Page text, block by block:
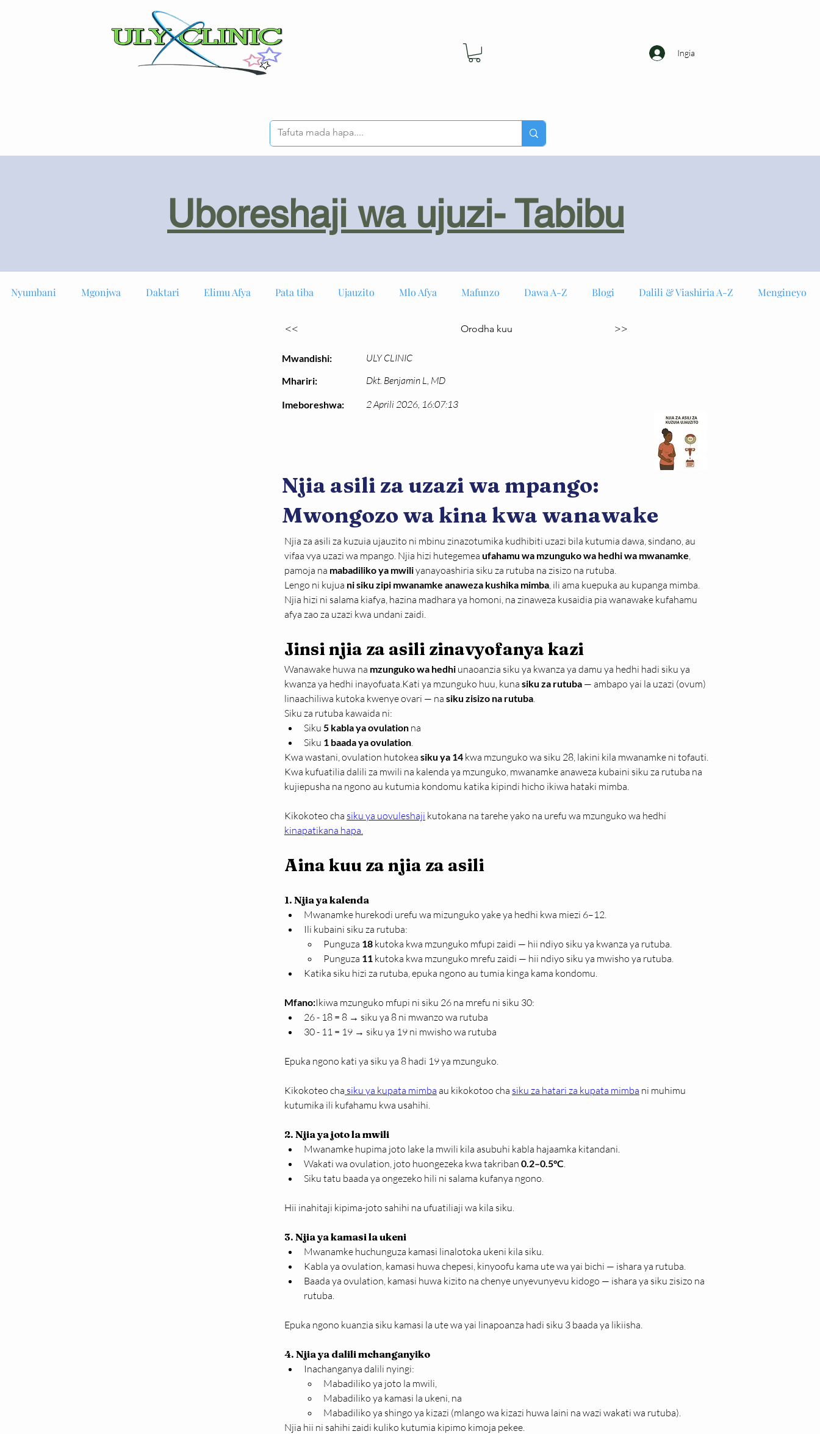
Ingia
Uboreshaji wa ujuzi- Tabibu
Nyumbani Mgonjwa Daktari Elimu Afya Pata tiba Ujauzito Mlo Afya Mafunzo Dawa A-Z Blogi Dalili & Viashiria A-Z Mengineyo
<<
Mwandishi:
Mhariri:
Imeboreshwa:
Orodha kuu >>
ULY CLINIC
Dkt. Benjamin L, MD
2 Aprili 2026, 16:07:13
Njia asili za uzazi wa mpango:
Mwongozo wa kina kwa wanawake
Njia za asili za kuzuia ujauzito ni mbinu zinazotumika kudhibiti uzazi bila kutumia dawa, sindano, au
vifaa vya uzazi wa mpango. Njia hizi hutegemea ufahamu wa mzunguko wa hedhi wa mwanamke,
pamoja na mabadiliko ya mwili yanayoashiria siku za rutuba na zisizo na rutuba.
Lengo ni kujua ni siku zipi mwanamke anaweza kushika mimba, ili ama kuepuka au kupanga mimba.
Njia hizi ni salama kiafya, hazina madhara ya homoni, na zinaweza kusaidia pia wanawake kufahamu
afya zao za uzazi kwa undani zaidi.
Jinsi njia za asili zinavyofanya kazi
Wanawake huwa na mzunguko wa hedhi unaoanzia siku ya kwanza ya damu ya hedhi hadi siku ya
kwanza ya hedhi inayofuata.Kati ya mzunguko huu, kuna siku za rutuba — ambapo yai la uzazi (ovum)
linaachiliwa kutoka kwenye ovari — na siku zisizo na rutuba.
Siku za rutuba kawaida ni:
Siku 5 kabla ya ovulation na
Siku 1 baada ya ovulation.
Kwa wastani, ovulation hutokea siku ya 14 kwa mzunguko wa siku 28, lakini kila mwanamke ni tofauti.
Kwa kufuatilia dalili za mwili na kalenda ya mzunguko, mwanamke anaweza kubaini siku za rutuba na
kujiepusha na ngono au kutumia kondomu katika kipindi hicho ikiwa hataki mimba.
Kikokoteo cha siku ya uovuleshaji kutokana na tarehe yako na urefu wa mzunguko wa hedhi
kinapatikana hapa.
Aina kuu za njia za asili
1. Njia ya kalenda
Mwanamke hurekodi urefu wa mizunguko yake ya hedhi kwa miezi 6–12.
Ili kubaini siku za rutuba:
Punguza 18 kutoka kwa mzunguko mfupi zaidi — hii ndiyo siku ya kwanza ya rutuba.
Punguza 11 kutoka kwa mzunguko mrefu zaidi — hii ndiyo siku ya mwisho ya rutuba.
Katika siku hizi za rutuba, epuka ngono au tumia kinga kama kondomu.
Mfano:Ikiwa mzunguko mfupi ni siku 26 na mrefu ni siku 30:
26 - 18 = 8 → siku ya 8 ni mwanzo wa rutuba
30 - 11 = 19 → siku ya 19 ni mwisho wa rutuba
Epuka ngono kati ya siku ya 8 hadi 19 ya mzunguko.
Kikokoteo cha siku ya kupata mimba au kikokotoo cha siku za hatari za kupata mimba ni muhimu
kutumika ili kufahamu kwa usahihi.
2. Njia ya joto la mwili
Mwanamke hupima joto lake la mwili kila asubuhi kabla hajaamka kitandani.
Wakati wa ovulation, joto huongezeka kwa takriban 0.2–0.5°C.
Siku tatu baada ya ongezeko hili ni salama kufanya ngono.
Hii inahitaji kipima-joto sahihi na ufuatiliaji wa kila siku.
3. Njia ya kamasi la ukeni
Mwanamke huchunguza kamasi linalotoka ukeni kila siku.
Kabla ya ovulation, kamasi huwa chepesi, kinyoofu kama ute wa yai bichi — ishara ya rutuba.
Baada ya ovulation, kamasi huwa kizito na chenye unyevunyevu kidogo — ishara ya siku zisizo na
rutuba.
Epuka ngono kuanzia siku kamasi la ute wa yai linapoanza hadi siku 3 baada ya likiisha.
4. Njia ya dalili mchanganyiko
Inachanganya dalili nyingi:
Mabadiliko ya joto la mwili,
Mabadiliko ya kamasi la ukeni, na
Mabadiliko ya shingo ya kizazi (mlango wa kizazi huwa laini na wazi wakati wa rutuba).
Njia hii ni sahihi zaidi kuliko kutumia kipimo kimoja pekee.